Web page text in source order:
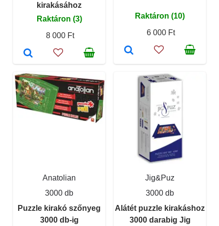
kirakásához
Raktáron (3)
8 000 Ft
Raktáron (10)
6 000 Ft
Anatolian
3000 db
Puzzle kirakó szőnyeg
3000 db-ig
Jig&Puz
3000 db
Alátét puzzle kirakáshoz
3000 darabig Jig